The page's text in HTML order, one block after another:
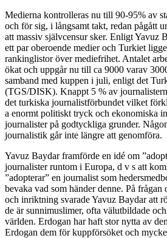
Medierna kontrolleras nu till 90-95% av
och för sig, i långsamt takt, redan pågått
att massiv självcensur sker. Enligt Yavuz
ett par oberoende medier och Turkiet
rankinglistor över mediefrihet. Antalet
ökat och uppgår nu till ca 9000 varav
samband med kuppen i juli, enligt det
(TGS/DISK). Knappt 5 % av
det turkiska journalistförbundet vilket
a enormt politiskt tryck och ekonomiska
journalister på godtyckliga grunder.
journalistik går inte längre att genomföra.
Yavuz Baydar framförde en idé om
journalister runtom i Europa, d v s att
”adopterar” en journalist som
bevaka vad som händer denne. På
och inriktning svarade Yavuz Baydar att
de är sunnimuslimer, ofta välutbildade
världen. Erdogan har haft stor nytta av
Erdogan dem för kuppförsöket och